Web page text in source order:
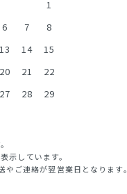
1
6 7
8
13 14
15
20 21
22
27 28
29
示しています。
ご連絡が翌営業日となります。